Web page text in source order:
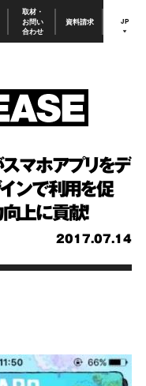
取材・
お問い
合わせ
資料請求 JP
マホアプリをデ
ンで利用を促
上に貢献！
2017.07.14